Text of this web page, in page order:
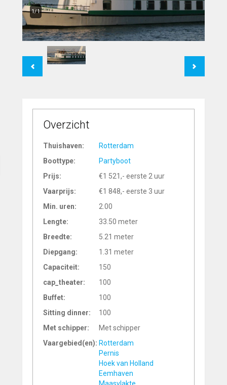
1/1
Overzicht
Thuishaven:
Rotterdam
Boottype:
Partyboot
Prijs:
€1 521,- eerste 2 uur
Vaarprijs:
€1 848,- eerste 3 uur
Min. uren:
2.00
Lengte:
33.50 meter
Breedte:
5.21 meter
Diepgang:
1.31 meter
Capaciteit:
150
cap_theater:
100
Buffet:
100
Sitting dinner:
100
Met schipper:
Met schipper
Vaargebied(en): Rotterdam
Pernis
Hoek van Holland
Eemhaven
Maasvlakte